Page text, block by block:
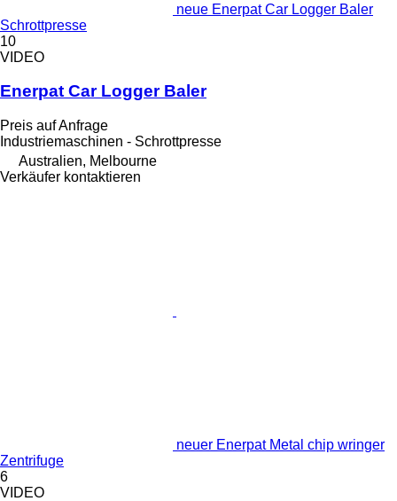
neue Enerpat Car Logger Baler
Schrottpresse
10
VIDEO
Enerpat Car Logger Baler
Preis auf Anfrage
Industriemaschinen - Schrottpresse
Australien, Melbourne
Verkäufer kontaktieren
neuer Enerpat Metal chip wringer
Zentrifuge
6
VIDEO